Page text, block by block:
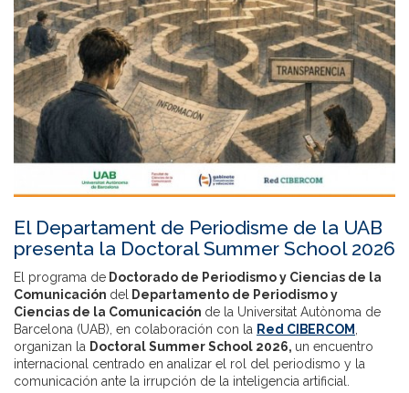
El Departament de Periodisme de la UAB
presenta la Doctoral Summer School 2026
El programa de Doctorado de Periodismo y Ciencias de la
Comunicación del
Departamento de Periodismo y
Ciencias de la Comunicación de la Universitat Autònoma de
Barcelona (UAB), en colaboración con la Red CIBERCOM
organizan la Doctoral Summer School 2026, un encuentro
internacional centrado en analizar el rol del periodismo y la
comunicación ante la irrupción de la inteligencia artificial.